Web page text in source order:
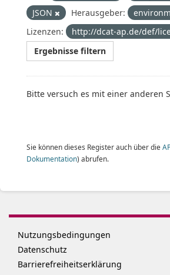
JSON
Herausgeber:
Lizenzen:
http://dcat-ap.de/def/
Ergebnisse filtern
Bitte versuch es mit einer anderen
Sie können dieses Register auch über die
Dokumentation) abrufen.
Nutzungsbedingungen
Datenschutz
Barrierefreiheitserklärung